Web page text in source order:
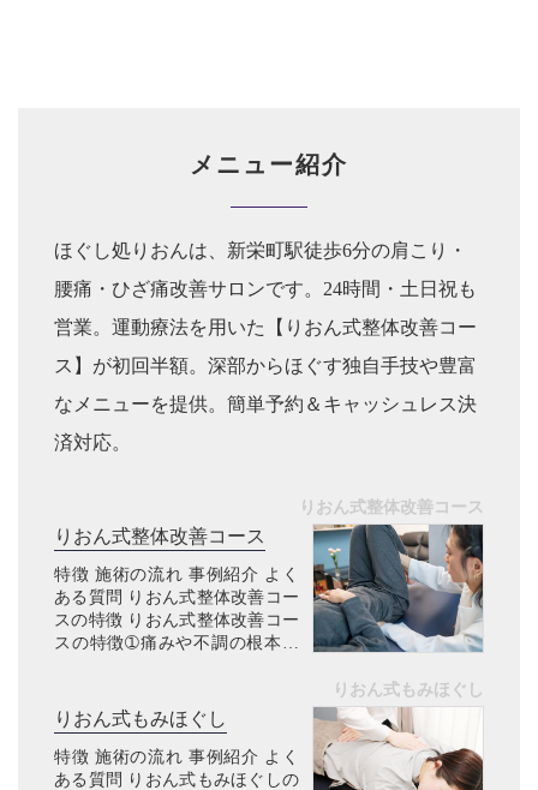
メニュー紹介
ほぐし処りおんは、新栄町駅徒歩6分の肩こり・
腰痛・ひざ痛改善サロンです。24時間・土日祝も
営業。運動療法を用いた【りおん式整体改善コー
ス】が初回半額。深部からほぐす独自手技や豊富
なメニューを提供。簡単予約＆キャッシュレス決
済対応。
りおん式整体改善コース
りおん式整体改善コース
特徴 施術の流れ 事例紹介 よく
ある質問 りおん式整体改善コー
スの特徴 りおん式整体改善コー
スの特徴➀痛みや不調の根本改
り返す肩こり・腰痛・坐骨神経
痛等の痛み病院で異常なしと
言...
りおん式もみほぐし
りおん式もみほぐし
特徴 施術の流れ 事例紹介 よく
ある質問 りおん式もみほぐしの